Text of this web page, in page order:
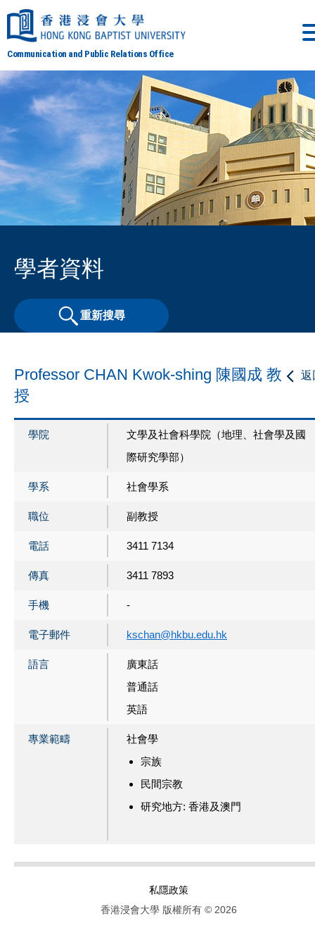
Communication and Public Relations Office
學者資料
重新搜尋
返
Professor CHAN Kwok-shing 陳國成 教
授
學院
文學及社會科學院（地理、社會學及國
際研究學部）
學系 社會學系
職位 副教授
電話 3411 7134
傳真 3411 7893
手機 -
電子郵件 kschan@hkbu.edu.hk
語言
廣東話
普通話
英語
專業範疇
社會學
宗族
民間宗教
研究地方: 香港及澳門
私隱政策
香港浸會大學 版權所有 © 2026